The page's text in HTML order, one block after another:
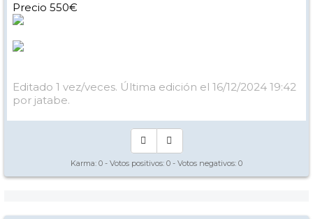
Precio 550€
Editado 1 vez/veces. Última edición el 16/12/2024 19:42
por jatabe.
Karma: 0 - Votos positivos: 0 - Votos negativos: 0